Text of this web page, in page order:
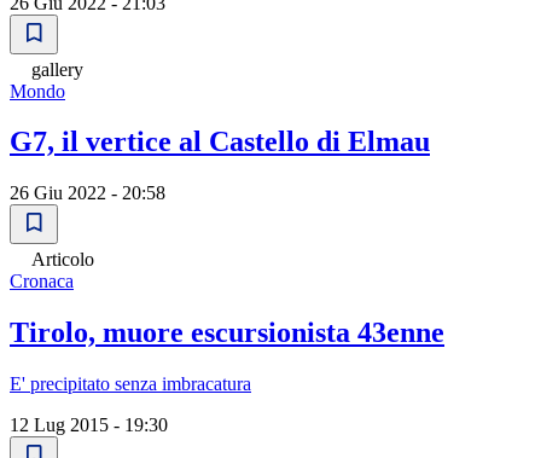
gallery
Mondo
G7, il vertice al Castello di Elmau
26 Giu 2022 - 20:58
Articolo
Cronaca
Tirolo, muore escursionista 43enne
E' precipitato senza imbracatura
12 Lug 2015 - 19:30